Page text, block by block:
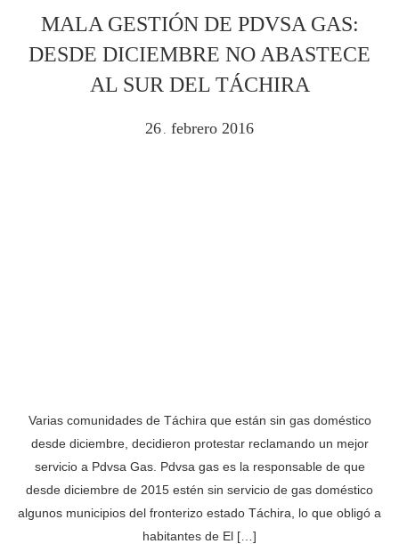
MALA GESTIÓN DE PDVSA GAS:
DESDE DICIEMBRE NO ABASTECE
AL SUR DEL TÁCHIRA
26 febrero 2016
Varias comunidades de Táchira que están sin gas doméstico
desde diciembre, decidieron protestar reclamando un mejor
servicio a Pdvsa Gas. Pdvsa gas es la responsable de que
desde diciembre de 2015 estén sin servicio de gas doméstico
algunos municipios del fronterizo estado Táchira, lo que obligó a
habitantes de El […]